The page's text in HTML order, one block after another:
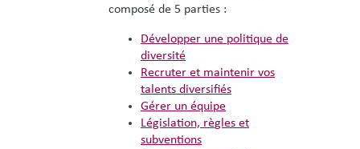
composé de 5 parties :
Développer une politique de
diversité
Recruter et maintenir vos
talents diversifiés
Gérer un équipe
Législation, règles et
subventions